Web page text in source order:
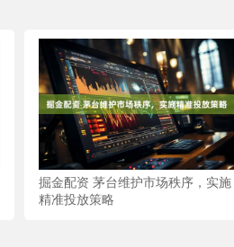
掘金配资 茅台维护市场秩序，实施
精准投放策略